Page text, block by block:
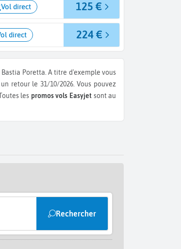
Vol direct 125 €
direct 224 €
Poretta. A titre d'exemple vous
retour le 31/10/2026.Vous pouvez
les promos vols Easyjet sont au
Rechercher